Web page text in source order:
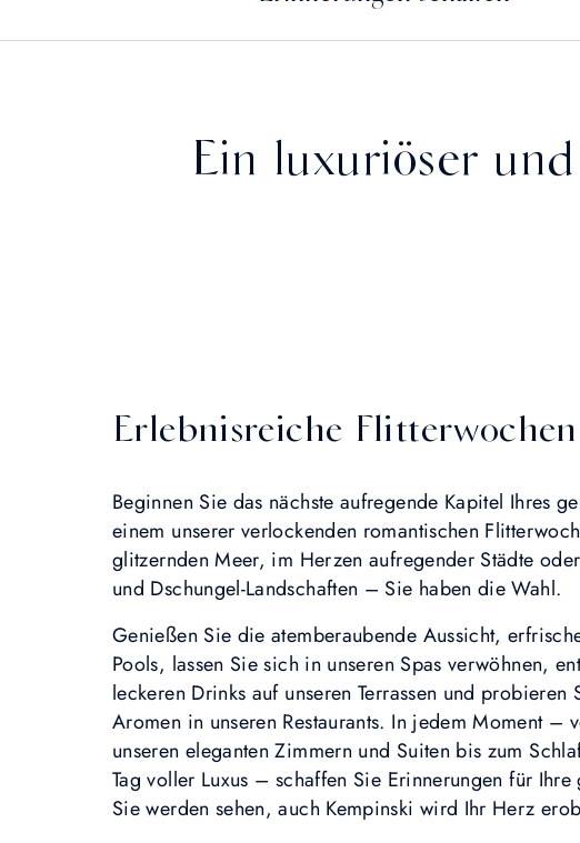
Ein luxuriöser
Erlebnisreiche Flitterwochen
Beginnen Sie das nächste aufregende Kapitel Ihres
einem unserer verlockenden romantischen
glitzernden Meer, im Herzen aufregender Städte
und Dschungel-Landschaften – Sie haben die Wahl.
Genießen Sie die atemberaubende Aussicht,
Pools, lassen Sie sich in unseren Spas verwöhnen,
leckeren Drinks auf unseren Terrassen und probieren
Aromen in unseren Restaurants. In jedem Moment –
unseren eleganten Zimmern und Suiten bis zum
Tag voller Luxus – schaffen Sie Erinnerungen für Ihre
Sie werden sehen, auch Kempinski wird Ihr Herz